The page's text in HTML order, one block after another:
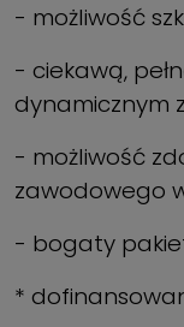
- możliwość
- ciekawą,
dynamicznym
- możliwość
zawodowego
- bogaty
*